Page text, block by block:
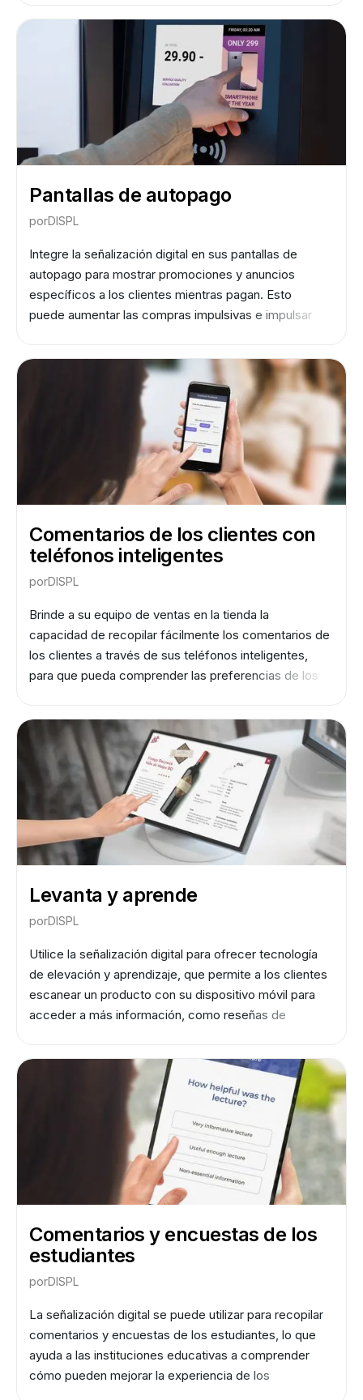
estrategia en consecuencia.
Pantallas de autopago
porDISPL
Integre la señalización digital en sus pantallas de
autopago para mostrar promociones y anuncios
específicos a los clientes mientras pagan. Esto
puede aumentar las compras impulsivas e impulsar
Comentarios de los clientes con
teléfonos inteligentes
porDISPL
Brinde a su equipo de ventas en la tienda la
capacidad de recopilar fácilmente los comentarios de
los clientes a través de sus teléfonos inteligentes,
para que pueda comprender las preferencias de los
Levanta y aprende
porDISPL
Utilice la señalización digital para ofrecer tecnología
de elevación y aprendizaje, que permite a los clientes
escanear un producto con su dispositivo móvil para
acceder a más información, como reseñas de
mejorar la experiencia del cliente al facilitar el acceso
a la información y, por lo tanto, aumentar las ventas.
Comentarios y encuestas de los
estudiantes
porDISPL
La señalización digital se puede utilizar para recopilar
comentarios y encuestas de los estudiantes, lo que
ayuda a las instituciones educativas a comprender
cómo pueden mejorar la experiencia de los